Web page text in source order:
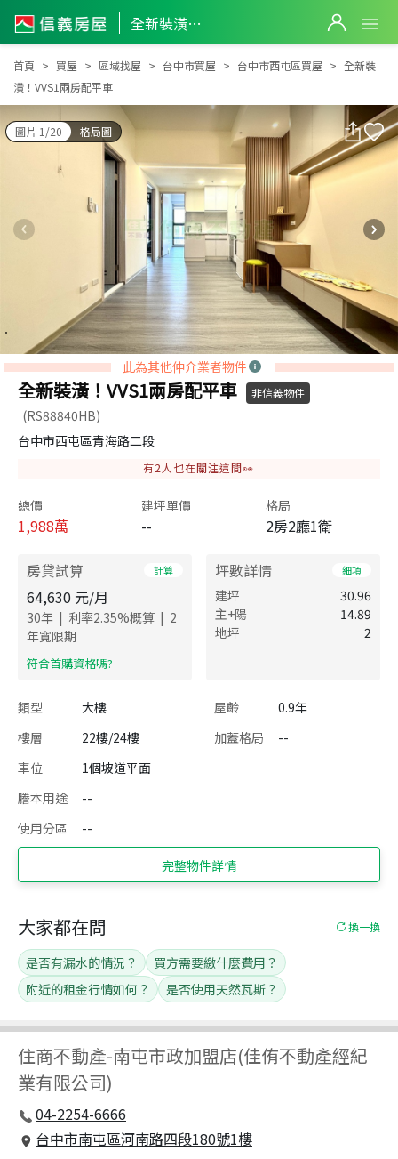
全新裝潢！VVS1兩房配平車
全新裝潢！VVS1兩房配平車
首頁 買屋 區域找屋 台中市買屋 台中市西屯區買屋
全新裝
潢！VVS1兩房配平車
圖片 1/20 格局圖
此為其他仲介業者物件
全新裝潢！VVS1兩房配平車 非信義物件
(RS88840HB)
台中市西屯區青海路二段
有2 人也在關注這間👀
總價
1,988萬
建坪單價
--
格局
2房2廳1衛
房貸試算 計算
64,630 元/月
30年 | 利率2.35%概算 | 2
年寬限期
​符合首購資格嗎?
坪數詳情 細項
建坪
30.96
主+陽
14.89
地坪
2
類型 大樓 屋齡
0.9年
樓層
22樓/24樓 加蓋格局
--
車位
1個坡道平面
謄本用途
--
使用分區
--
完整物件詳情
住商不動產-南屯市政加盟店(佳侑不動產經紀
業有限公司)
04-2254-6666
台中市南屯區河南路四段180號1樓
大家都在問 換一換
是否有漏水的情況？
買方需要繳什麼費用？
附近的租金行情如何？
是否使用天然瓦斯？